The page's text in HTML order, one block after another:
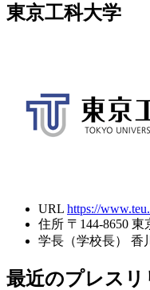
東京工科大学
URL https://
住所 〒144-8650
学長（学校長）
香
最近のプレスリ